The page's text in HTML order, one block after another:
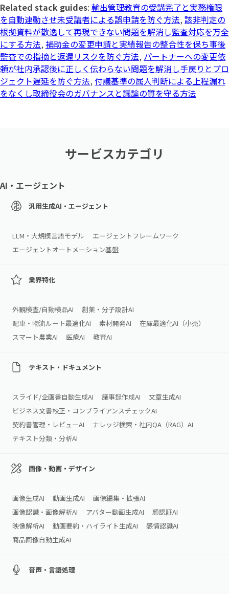
Related stack guides: 輸出管理教育の受講完了と実務権限
を自動連動させ未受講者による誤申請を防ぐ方法, 該非判定の
根拠資料が散逸して再現できない問題を解消し監査対応を万全
にする方法, 補助金の変更申請と実績報告の整合性を保ち事後
監査での指摘と返還リスクを防ぐ方法, パートナーへの変更依
頼が社内承認後に正しく伝わらない問題を解消し手戻りとプロ
ジェクト遅延を防ぐ方法, 付議基準の属人判断による上程漏れ
をなくし取締役会のガバナンスと議論の質を守る方法
サービスカテゴリ
AI・エージェント
汎用生成AI・エージェント
LLM・大規模言語モデル
エージェントフレームワーク
エージェントオートメーション基盤
業界特化
外観検査/自動検品AI
創薬・分子設計AI
配車・物流ルート最適化AI
素材開発AI
在庫最適化AI（小売）
スマート農業AI
医療AI 教育AI
テキスト・ドキュメント
スライド/企画書自動生成AI 議事録作成AI
文章生成AI
ビジネス文書校正・コンプライアンスチェックAI
契約書管理・レビューAI
ナレッジ検索・社内QA（RAG）AI
テキスト分類・分析AI
画像・動画・デザイン
画像生成AI 動画生成AI
画像編集・拡張AI
画像認識・画像解析AI
アバター動画生成AI
顔認証AI
映像解析AI
動画要約・ハイライト生成AI
感情認識AI
商品画像自動生成AI
音声・言語処理